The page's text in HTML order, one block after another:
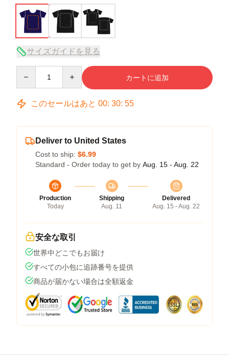
サイズガイドを見る
カートに追加
このセールはあと 00: 30: 54
Deliver to United States
Cost to ship: $6.99
Standard - Order today to get by Aug. 15 - Aug. 22
Production
Today
Shipping
Aug. 11
Delivered
Aug. 15 - Aug. 22
安全な取引
世界中どこでもお届け
すべての小包に追跡番号を提供
商品が届かない場合は全額返金